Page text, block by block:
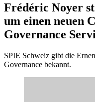
Frédéric Noyer
um einen neuen
Governance
SPIE Schweiz gibt die
Governance bekannt.